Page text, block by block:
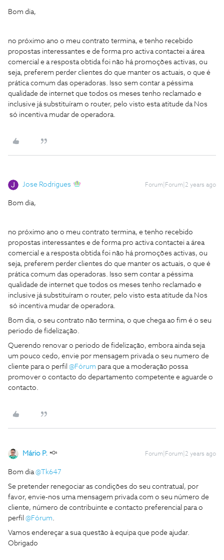
Bom dia,
no próximo ano o meu contrato termina, e tenho recebido
propostas interessantes e de forma pro activa contactei a área
comercial e a resposta obtida foi não há promoções activas, ou
seja, preferem perder clientes do que manter os actuais, o que é
prática comum das operadoras. Isso sem contar a péssima
qualidade de internet que todos os meses tenho reclamado e
inclusive já substituíram o router, pelo visto esta atitude da Nos
só incentiva mudar de operadora.
Jose Rodrigues Forum|Forum|2 years ago
Bom dia,
no próximo ano o meu contrato termina, e tenho recebido
propostas interessantes e de forma pro activa contactei a área
comercial e a resposta obtida foi não há promoções activas, ou
seja, preferem perder clientes do que manter os actuais, o que é
prática comum das operadoras. Isso sem contar a péssima
qualidade de internet que todos os meses tenho reclamado e
inclusive já substituíram o router, pelo visto esta atitude da Nos
só incentiva mudar de operadora.
Bom dia, o seu contrato não termina, o que chega ao fim é o seu
periodo de fidelização.
Querendo renovar o periodo de fidelização, embora ainda seja
um pouco cedo, envie por mensagem privada o seu numero de
cliente para o perfil @Fórum para que a moderação possa
promover o contacto do departamento competente e aguarde o
contacto.
Mário P. Forum|Forum|2 years ago
Bom dia@Tk647
Se pretender renegociar as condições do seu contratual, por
favor, envie-nos uma mensagem privada com o seu número de
cliente, número de contribuinte e contacto preferencial para o
perfil @Fórum.
Vamos endereçar a sua questão à equipa que pode ajudar.
Obrigado